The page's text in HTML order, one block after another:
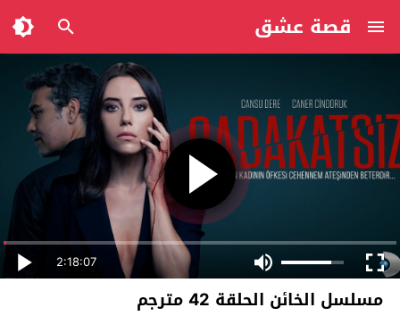
قصة عشق
2:18:07
مسلسل الخائن الحلقة 42 مترجم